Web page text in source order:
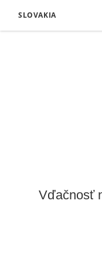
SLOVAKIA
Vďačnosť